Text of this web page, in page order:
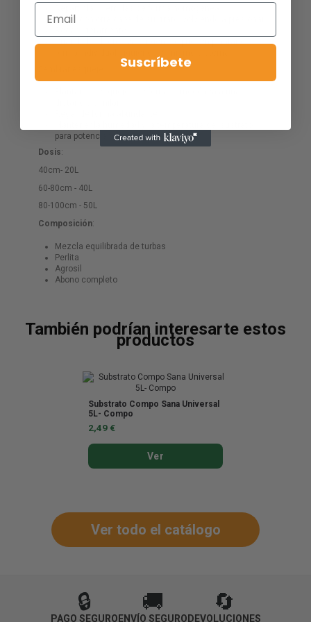
Cubrir con otra capa de sustrato, volviendo a presionar
Cuando los brotes ya surgen, se pueden plantar de
para potenciar el enraizamiento
Dosis:
40cm- 20L
60-80cm - 40L
80-100cm - 50L
Composición:
Mezcla equilibrada de turbas
Perlita
Agrosil
Abono completo
También podrían interesarte estos
productos
Substrato Compo Sana Universal
5L- Compo
2,49 €
Ver
Ver todo el catálogo
🔒
PAGO SEGURO
🚚
ENVÍO SEGURO
🔄
DEVOLUCIONES
Suscríbete